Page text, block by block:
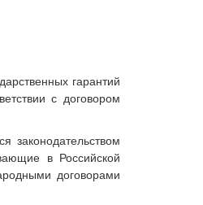
гарантий
с договором
законодательством
в Российской
договорами